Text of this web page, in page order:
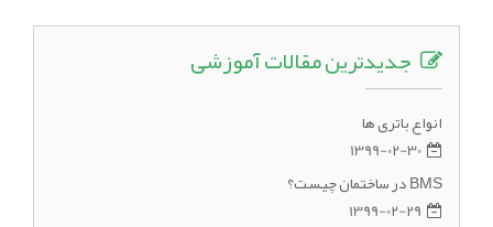
جدیدترین مقالات آموزشی
انواع باتری ها
1399-02-30
BMS در ساختمان چیست؟
1399-02-29